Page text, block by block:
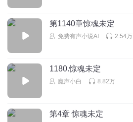
第1140章惊魂未定
免费有声小说AI 2.54万
1180.惊魂未定
魔声小白 8.82万
第4章 惊魂未定